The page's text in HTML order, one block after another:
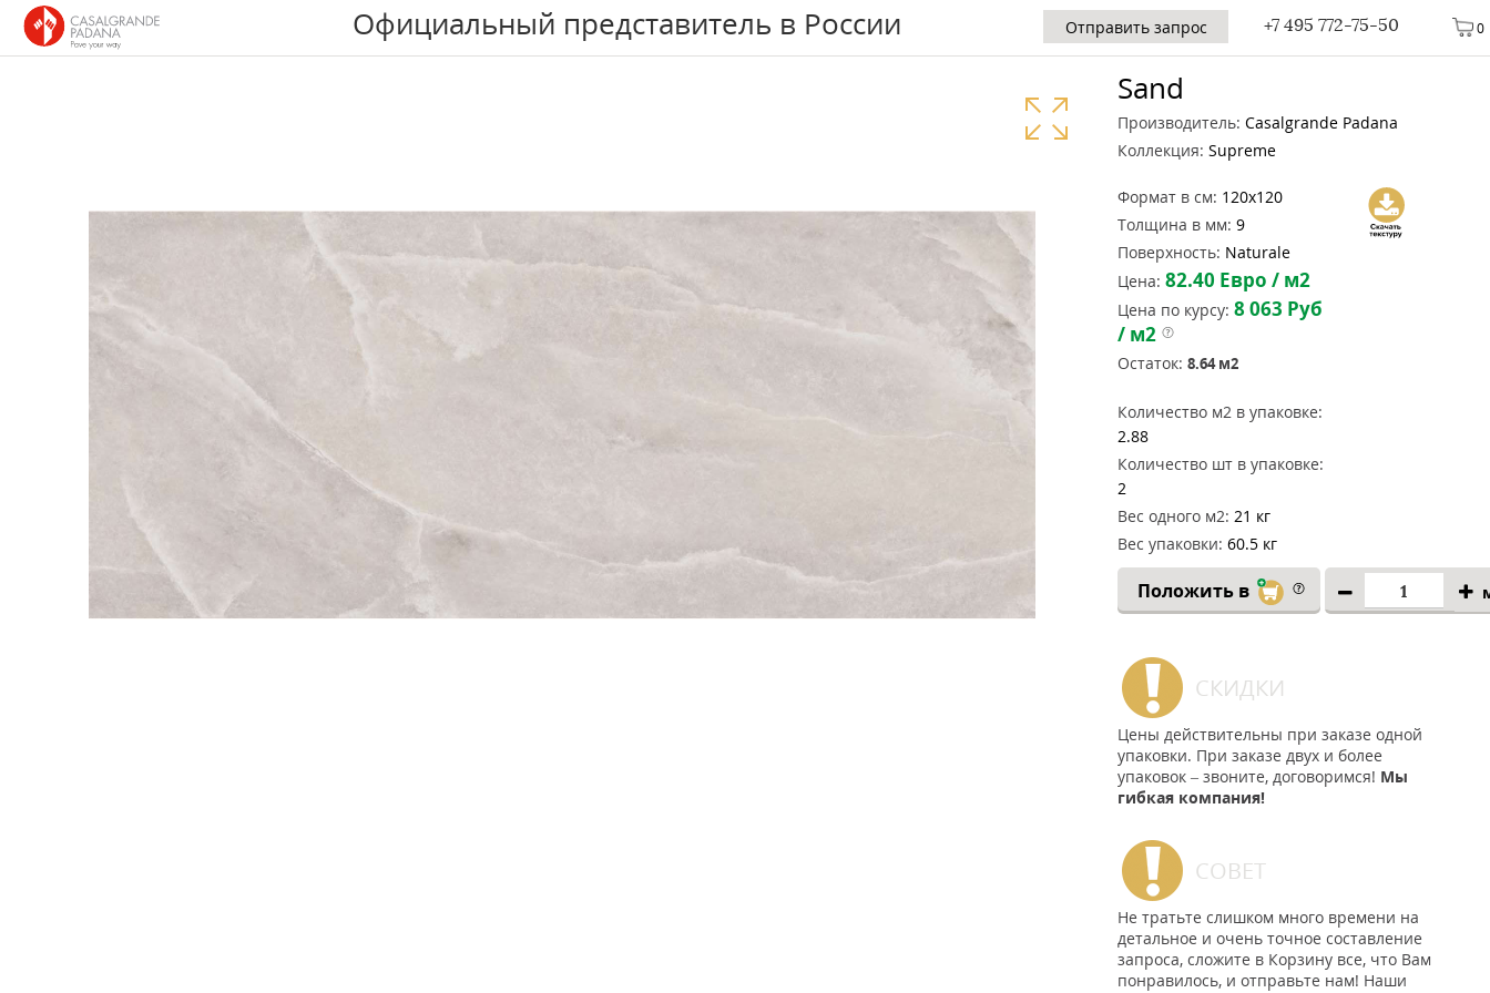
0
Официальный представитель в России +7 495 772-75-50
Отправить запрос
Sand
Производитель: Casalgrande Padana
Коллекция: Supreme
Формат в см: 120x120
Толщина в мм: 9
Поверхность: Naturale
Цена: 82.40 Евро / м2
Цена по курсу: 8 063 Руб
/ м2
Остаток: 8.64м2
Количество м2 в упаковке:
2.88
Количество шт в упаковке:
2
Вес одного м2: 21 кг
Вес упаковки: 60.5 кг
Положить в
СКИДКИ
Цены действительны при заказе одной
упаковки. При заказе двух и более
упаковок – звоните, договоримся! Мы
гибкая компания!
СОВЕТ
Не тратьте слишком много времени на
детальное и очень точное составление
запроса, сложите в Корзину все, что Вам
понравилось, и отправьте нам! Наши